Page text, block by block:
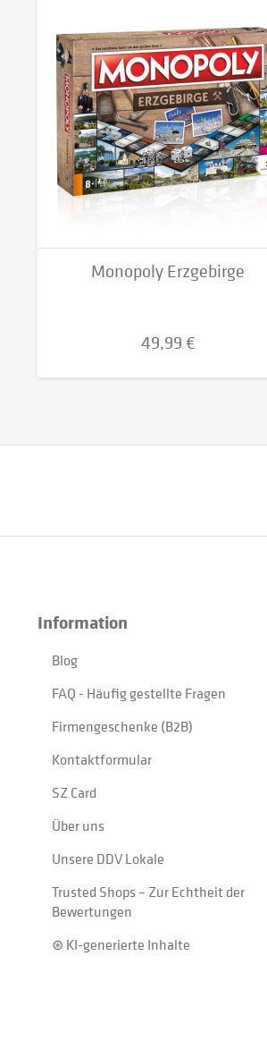
Monopoly Erzgebirge
49,99 €
Information
Blog
FAQ - Häufig gestellte Fragen
Firmengeschenke (B2B)
Kontaktformular
SZ Card
Über uns
Unsere DDV Lokale
Trusted Shops – Zur Echtheit der
Bewertungen
⊛ KI-generierte Inhalte